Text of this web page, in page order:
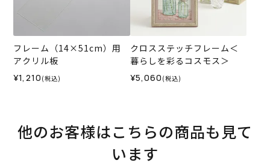
フレーム（14×51cm）用
アクリル板
¥1,210 (税込)
クロスステッチフレーム＜
暮らしを彩るコスモス＞
¥5,060 (税込)
他のお客様はこちらの商品も見て
います